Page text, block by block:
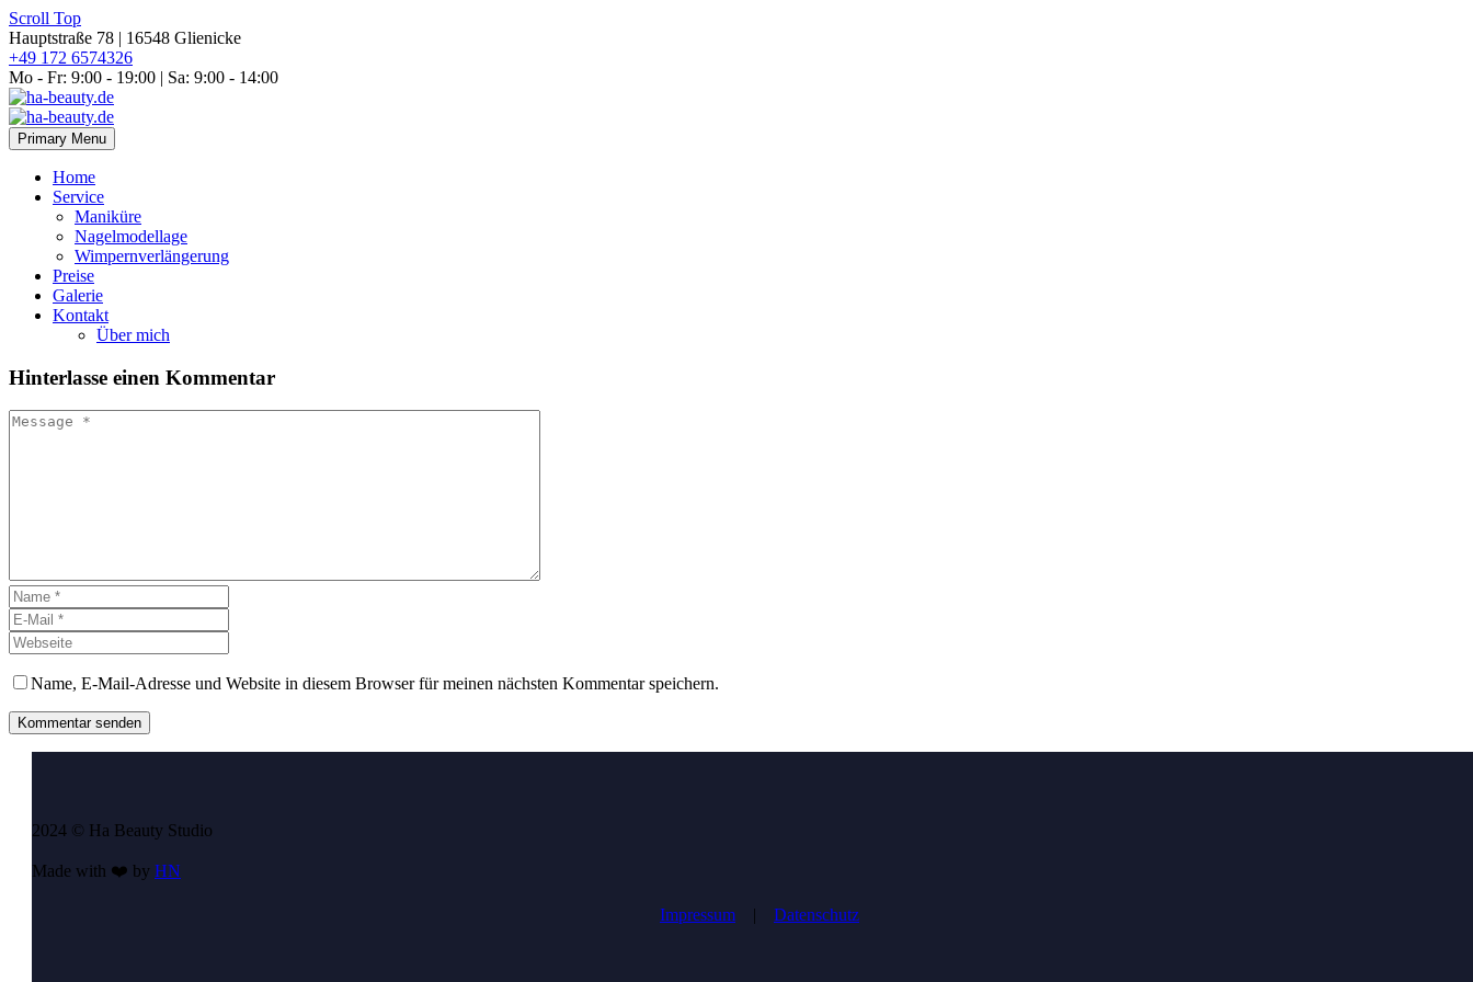
Scroll Top
Hauptstraße 78 | 16548 Glienicke
‭+49 172 6574326‬
Mo - Fr: 9:00 - 19:00 | Sa: 9:00 - 14:00
Primary Menu
Home
Service
Maniküre
Nagelmodellage
Wimpernverlängerung
Preise
Galerie
Kontakt
Über mich
Hinterlasse einen Kommentar
Name, E-Mail-Adresse und Website in diesem Browser für meinen nächsten Kommentar speichern.
Kommentar senden
2024 © Ha Beauty Studio
Made with ❤️ by HN
Impressum | Datenschutz